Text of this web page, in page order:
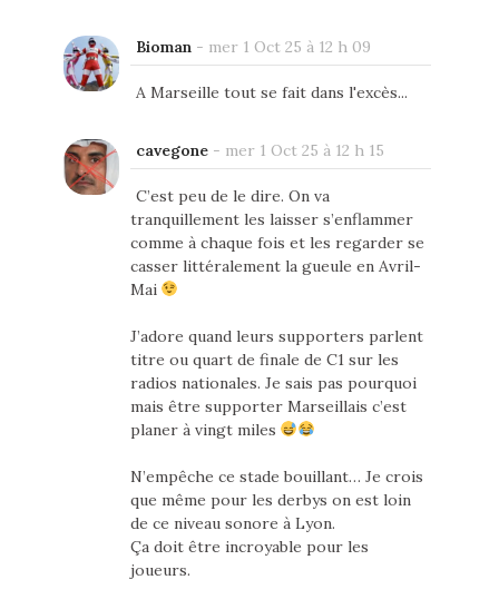
Bioman - mer 1 Oct 25 à 12 h 09
A Marseille tout se fait dans l'excès...
cavegone- mer 1 Oct 25 à 12 h 15
C’est peu de le dire. On va
tranquillement les laisser s’enflammer
comme à chaque fois et les regarder se
casser littéralement la gueule en Avril-
Mai
J’adore quand leurs supporters parlent
titre ou quart de finale de C1 sur les
radios nationales. Je sais pas pourquoi
mais être supporter Marseillais c’est
planer à vingt miles
N’empêche ce stade bouillant… Je crois
que même pour les derbys on est loin
de ce niveau sonore à Lyon.
Ça doit être incroyable pour les
joueurs.